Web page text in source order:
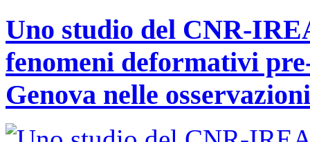
Uno studio del CNR-
fenomeni deformativi
Genova nelle